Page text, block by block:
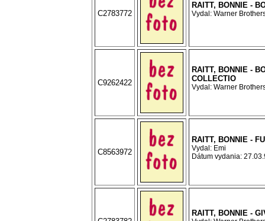
C2783772
RAITT, BONNIE -
Vydal: Warner
C9262422
RAITT, BONNIE -
COLLECTIO
Vydal: Warner
C8563972
RAITT, BONNIE -
Vydal: Emi
Dátum vydania:
RAITT, BONNIE -